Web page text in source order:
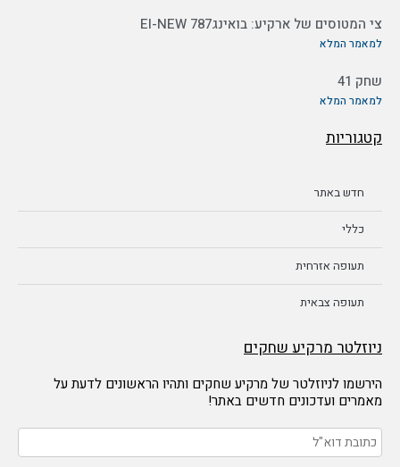
צי המטוסים של ארקיע: בואינג787 EI-NEW
למאמר המלא
שחק 41
למאמר המלא
קטגוריות
חדש באתר
כללי
תעופה אזרחית
תעופה צבאית
ניוזלטר מרקיע שחקים
הירשמו לניוזלטר של מרקיע שחקים ותהיו הראשונים לדעת על
מאמרים ועדכונים חדשים באתר!